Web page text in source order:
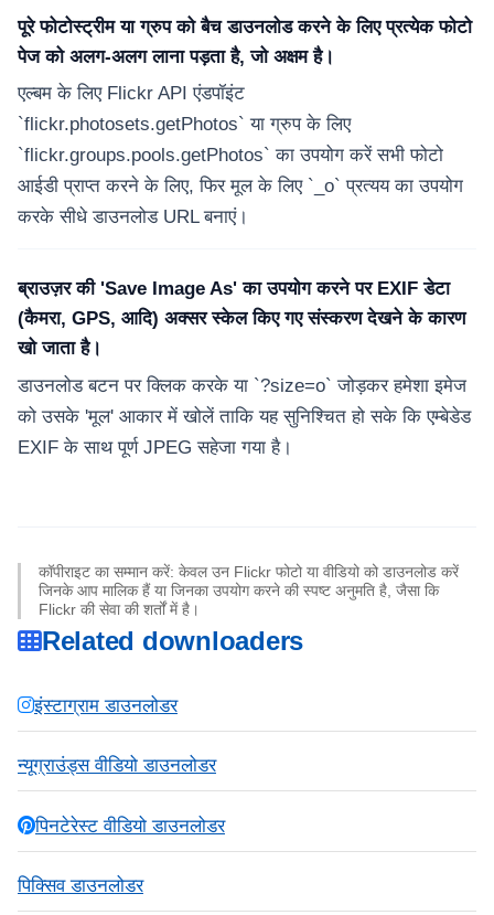
पूरे फोटोस्ट्रीम या ग्रुप को बैच डाउनलोड करने के लिए प्रत्येक फोटो
पेज को अलग-अलग लाना पड़ता है, जो अक्षम है।
एल्बम के लिए Flickr API एंडपॉइंट
`flickr.photosets.getPhotos` या ग्रुप के लिए
`flickr.groups.pools.getPhotos` का उपयोग करें सभी फोटो
आईडी प्राप्त करने के लिए, फिर मूल के लिए `_o` प्रत्यय का उपयोग
करके सीधे डाउनलोड URL बनाएं।
ब्राउज़र की 'Save Image As' का उपयोग करने पर EXIF डेटा
(कैमरा, GPS, आदि) अक्सर स्केल किए गए संस्करण देखने के कारण
खो जाता है।
डाउनलोड बटन पर क्लिक करके या `?size=o` जोड़कर हमेशा इमेज
को उसके 'मूल' आकार में खोलें ताकि यह सुनिश्चित हो सके कि एम्बेडेड
EXIF के साथ पूर्ण JPEG सहेजा गया है।
कॉपीराइट का सम्मान करें: केवल उन Flickr फोटो या वीडियो को डाउनलोड करें
जिनके आप मालिक हैं या जिनका उपयोग करने की स्पष्ट अनुमति है, जैसा कि
Flickr की सेवा की शर्तों में है।
Related downloaders
इंस्टाग्राम डाउनलोडर
न्यूग्राउंड्स वीडियो डाउनलोडर
पिनटेरेस्ट वीडियो डाउनलोडर
पिक्सिव डाउनलोडर